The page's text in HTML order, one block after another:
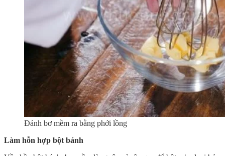
Đánh bơ mềm ra bằng phới lồng
Làm hỗn hợp bột bánh